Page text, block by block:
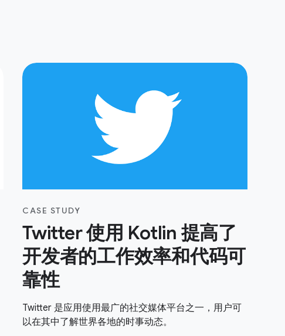
CASE STUDY
Twitter 使用 Kotlin 提高了
开发者的工作效率和代码可
靠性
Twitter 是应用使用最广的社交媒体平台之一，用户可
以在其中了解世界各地的时事动态。